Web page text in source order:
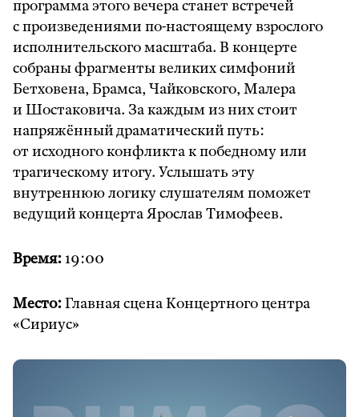
программа этого вечера станет встречей
с произведениями по-настоящему взрослого
исполнительского масштаба. В концерте
собраны фрагменты великих симфоний
Бетховена, Брамса, Чайковского, Малера
и Шостаковича. За каждым из них стоит
напряжённый драматический путь:
от исходного конфликта к победному или
трагическому итогу. Услышать эту
внутреннюю логику слушателям поможет
ведущий концерта Ярослав Тимофеев.
Время:19:00
Место:Главная сцена Концертного центра
«Сириус»